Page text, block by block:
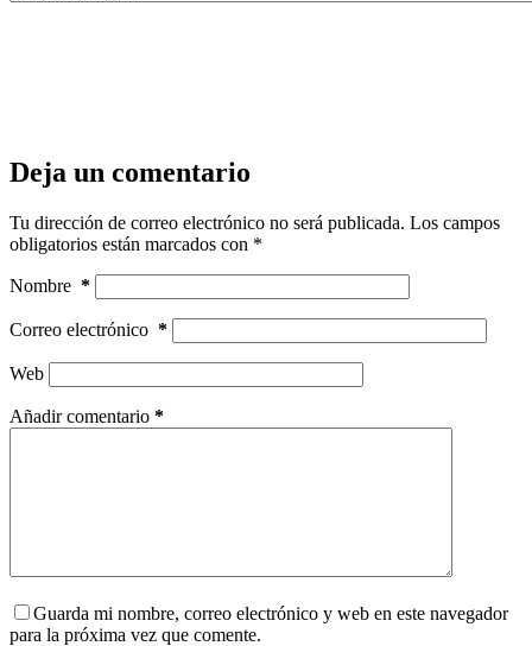
Deja un comentario
Tu dirección de correo electrónico no será publicada. Los campos
obligatorios están marcados con *
Nombre *
Correo electrónico *
Web
Añadir comentario *
Guarda mi nombre, correo electrónico y web en este navegador
para la próxima vez que comente.